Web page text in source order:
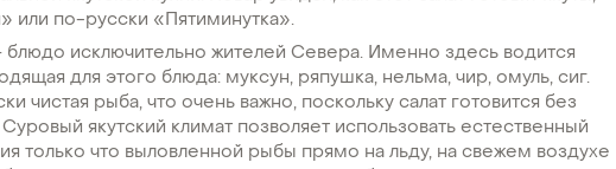
или по-русски «Пятиминутка».
блюдо исключительно жителей Севера. Именно здесь водится
для этого блюда: муксун, ряпушка, нельма, чир, омуль, сиг.
чистая рыба, что очень важно, поскольку салат готовится без
якутский климат позволяет использовать естественный
только что выловленной рыбы прямо на льду, на свежем воздухе